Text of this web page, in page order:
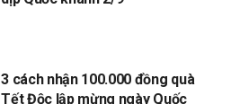
3 cách nhận 100.000 đồng quà
Tết Độc lập mừng ngày Quốc